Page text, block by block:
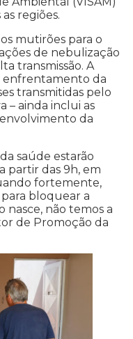
regiões.
mutirões para o
de nebulização
transmissão. A
enfrentamento da
transmitidas pelo
– ainda inclui as
da
saúde estarão
partir das 9h, em
fortemente,
para bloquear a
nasce, não temos a
de Promoção da